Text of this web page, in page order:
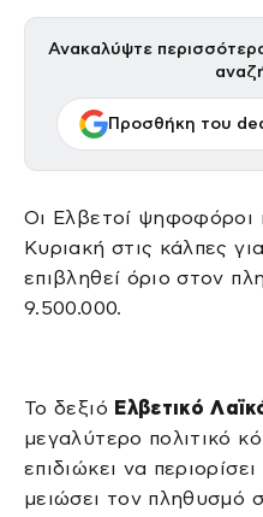
Ανακαλύψτε
Προσθήκη του
Οι Ελβετοί ψηφοφόροι
Κυριακή στις κάλπες
επιβληθεί όριο στον
9.500.000.
Το δεξιό Ελβετικό
μεγαλύτερο πολιτικό
επιδιώκει να
μειώσει τον πληθυσμό